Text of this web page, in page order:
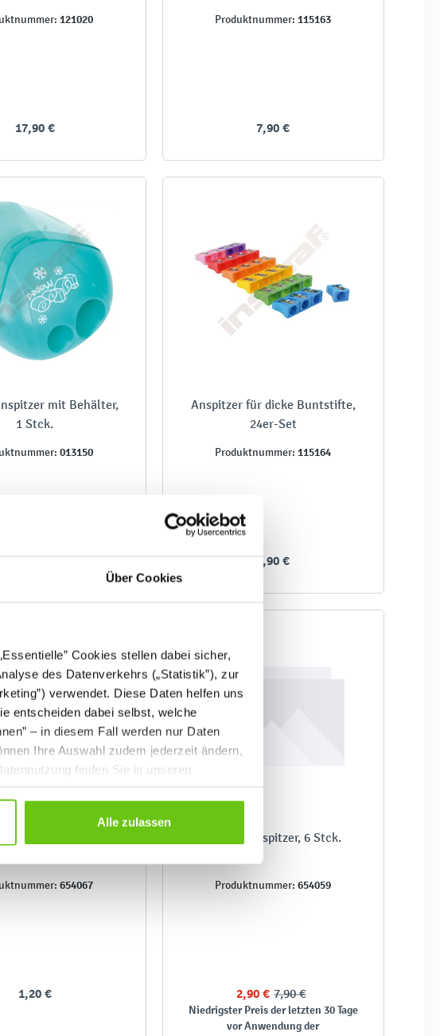
Über Cookies
Cookies stellen dabei sicher,
des Datenverkehrs („Statistik”), zur
verwendet. Diese Daten helfen uns
entscheiden dabei selbst, welche
– in diesem Fall werden nur Daten
Ihre Auswahl zudem jederzeit ändern,
finden Sie in unseren
Alle zulassen
121020
17,90 €
Produktnummer: 115163
7,90 €
mit Behälter,
1 Stck.
013150
2,90 €
Anspitzer für dicke Buntstifte,
24er-Set
Produktnummer: 115164
9,90 €
654067
1,20 €
Doppel-Anspitzer, 6 Stck.
Produktnummer: 654059
2,90 € 7,90 €
Niedrigster Preis der letzten 30 Tage
vor Anwendung der